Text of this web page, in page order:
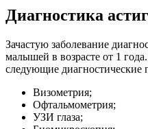
Диагностика
Зачастую заболевание
малышей в возрасте от 1
следующие диагностические
Визометрия;
Офтальмометрия;
УЗИ глаза;